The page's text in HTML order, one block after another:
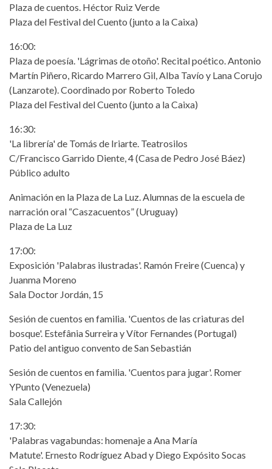
Plaza de cuentos. Héctor Ruiz Verde
Plaza del Festival del Cuento (junto a la Caixa)
16:00:
Plaza de poesía. 'Lágrimas de otoño'. Recital poético. Antonio
Martín Piñero, Ricardo Marrero Gil, Alba Tavío y Lana Corujo
(Lanzarote). Coordinado por Roberto Toledo
Plaza del Festival del Cuento (junto a la Caixa)
16:30:
'La librería' de Tomás de Iriarte. Teatrosilos
C/Francisco Garrido Diente, 4 (Casa de Pedro José Báez)
Público adulto
Animación en la Plaza de La Luz. Alumnas de la escuela de
narración oral “Caszacuentos” (Uruguay)
Plaza de La Luz
17:00:
Exposición 'Palabras ilustradas'. Ramón Freire (Cuenca) y
Juanma Moreno
Sala Doctor Jordán, 15
Sesión de cuentos en familia. 'Cuentos de las criaturas del
bosque'. Estefânia Surreira y Vítor Fernandes (Portugal)
Patio del antiguo convento de San Sebastián
Sesión de cuentos en familia. 'Cuentos para jugar'. Romer
YPunto (Venezuela)
Sala Callejón
17:30:
'Palabras vagabundas: homenaje a Ana María
Matute'. Ernesto Rodríguez Abad y Diego Expósito Socas